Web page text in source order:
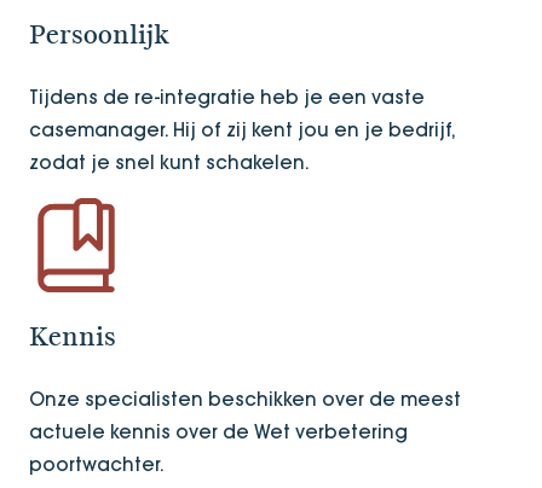
Persoonlijk
Tijdens de re-integratie heb je een vaste
casemanager. Hij of zij kent jou en je bedrijf,
zodat je snel kunt schakelen.
Kennis
Onze specialisten beschikken over de meest
actuele kennis over de Wet verbetering
poortwachter.